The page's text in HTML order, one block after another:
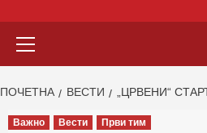
ПОЧЕТНА ВЕСТИ „ЦРВЕНИ“
Важно Вести Први тим